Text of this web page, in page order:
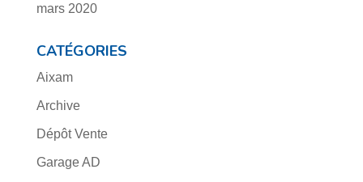
mars 2020
CATÉGORIES
Aixam
Archive
Dépôt Vente
Garage AD